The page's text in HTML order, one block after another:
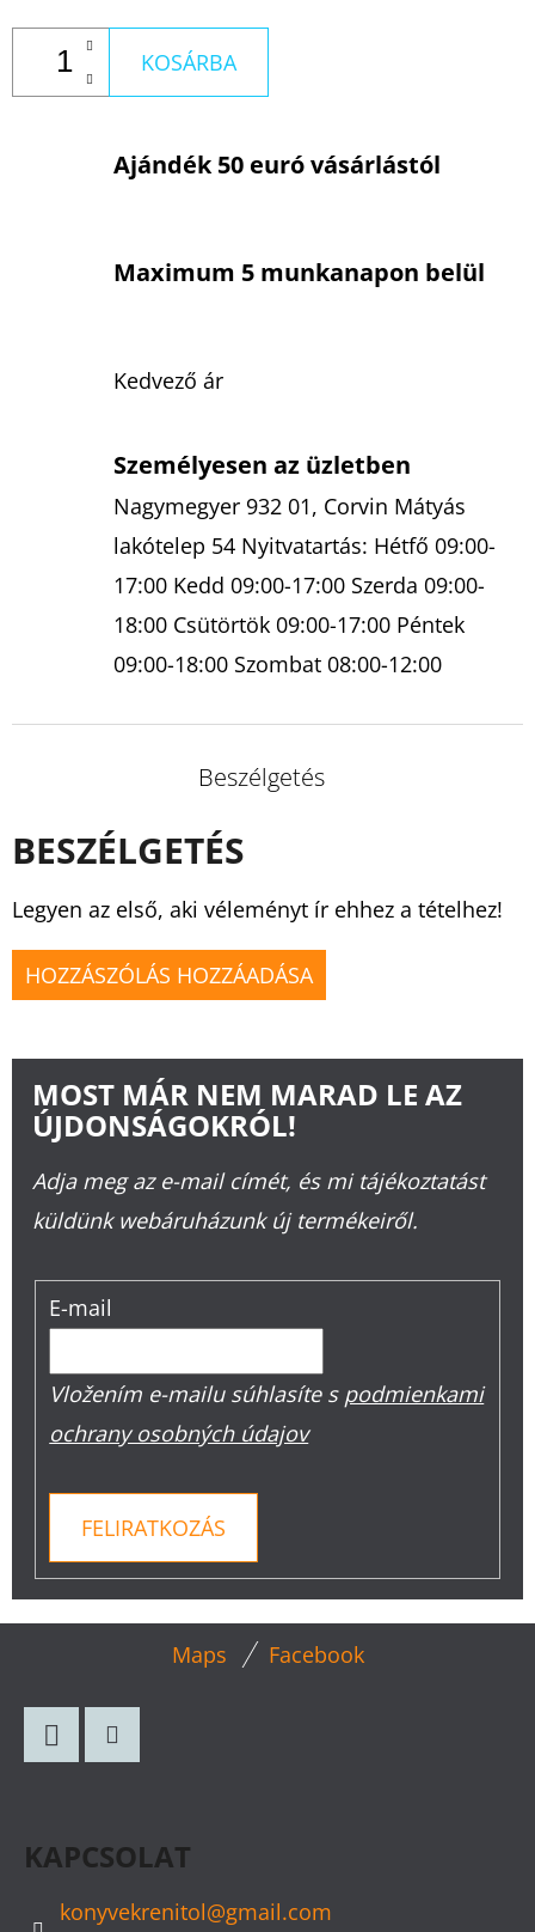
KOSÁRBA
Ajándék 50 euró vásárlástól
Maximum 5 munkanapon belül
Kedvező ár
Személyesen az üzletben
Nagymegyer 932 01, Corvin Mátyás
lakótelep 54 Nyitvatartás: Hétfő 09:00-
17:00 Kedd 09:00-17:00 Szerda 09:00-
18:00 Csütörtök 09:00-17:00 Péntek
09:00-18:00 Szombat 08:00-12:00
Beszélgetés
BESZÉLGETÉS
Legyen az első, aki véleményt ír ehhez a tételhez!
HOZZÁSZÓLÁS HOZZÁADÁSA
MOST MÁR NEM MARAD LE AZ
ÚJDONSÁGOKRÓL!
Adja meg az e-mail címét, és mi tájékoztatást
küldünk webáruházunk új termékeiről.
E-mail
Vložením e-mailu súhlasíte s podmienkami
ochrany osobných údajov
FELIRATKOZÁS
Maps Facebook
KAPCSOLAT
konyvekrenitol@gmail.com